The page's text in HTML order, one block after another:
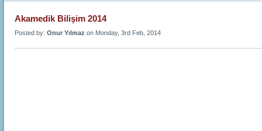
Akamedik Bilişim 2014
Posted by: Onur Yılmaz on Monday, 3rd Feb, 2014